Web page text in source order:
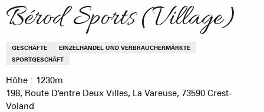
Bérod Sports (Village)
GESCHÄFTE
EINZELHANDEL UND VERBRAUCHERMÄRKTE
SPORTGESCHÄFT
Höhe : 1230m
198, Route D'entre Deux Villes, La Vareuse, 73590 Crest-
Voland